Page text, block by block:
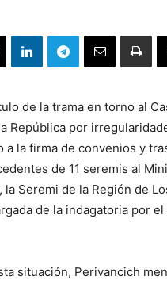
de la trama en torno al
República por
a la firma de convenios y
de 11 seremis al
Seremi de la Región de
de la indagatoria por
situación, Perivancich